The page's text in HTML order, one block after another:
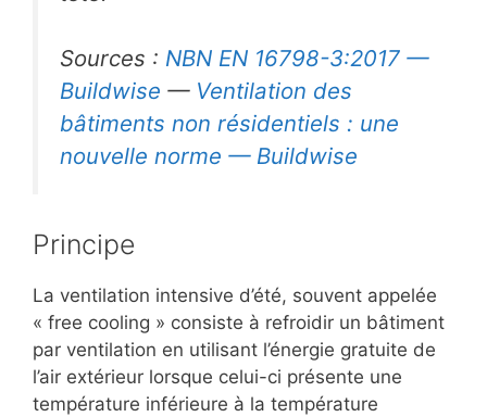
Sources : NBN EN 16798-3:2017 —
Buildwise — Ventilation des
bâtiments non résidentiels : une
nouvelle norme — Buildwise
Principe
La ventilation intensive d’été, souvent appelée
« free cooling » consiste à refroidir un bâtiment
par ventilation en utilisant l’énergie gratuite de
l’air extérieur lorsque celui-ci présente une
température inférieure à la température